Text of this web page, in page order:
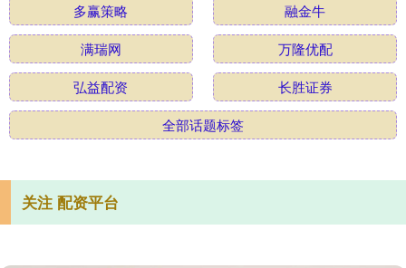
多赢策略
融金牛
满瑞网
万隆优配
弘益配资
长胜证券
全部话题标签
关注 配资平台